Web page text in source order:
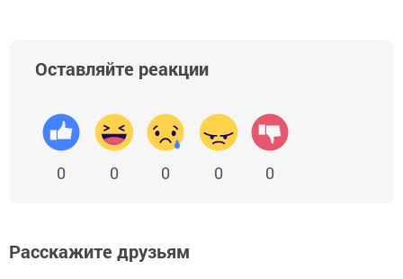
Оставляйте реакции
0 0 0 0 0
Расскажите друзьям